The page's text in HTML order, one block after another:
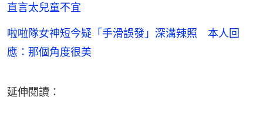
直言太兒童不宜
啦啦隊女神短今疑「手滑誤發」深溝辣照 本人回
應：那個角度很美
延伸閱讀：